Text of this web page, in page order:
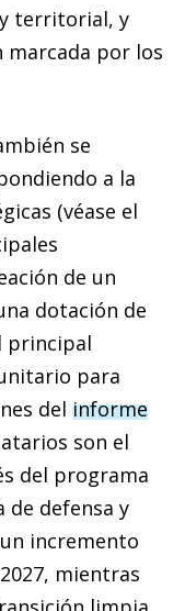
territorial, y
marcada por los
se
a la
(véase el
de un
dotación de
principal
para
del informe
son el
del programa
de defensa y
incremento
mientras